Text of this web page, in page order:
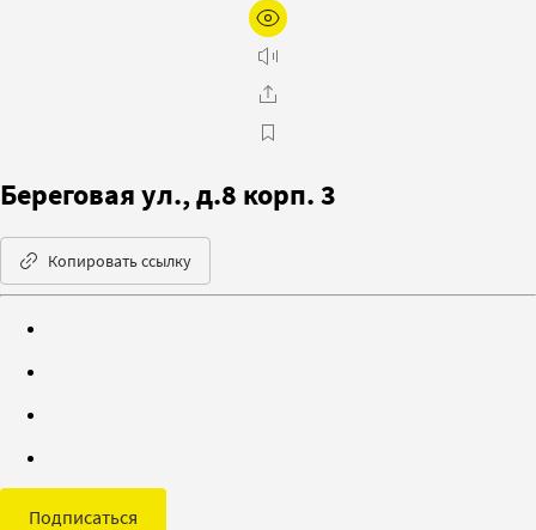
Береговая ул., д.8 корп. 3
Копировать ссылку
Подписаться